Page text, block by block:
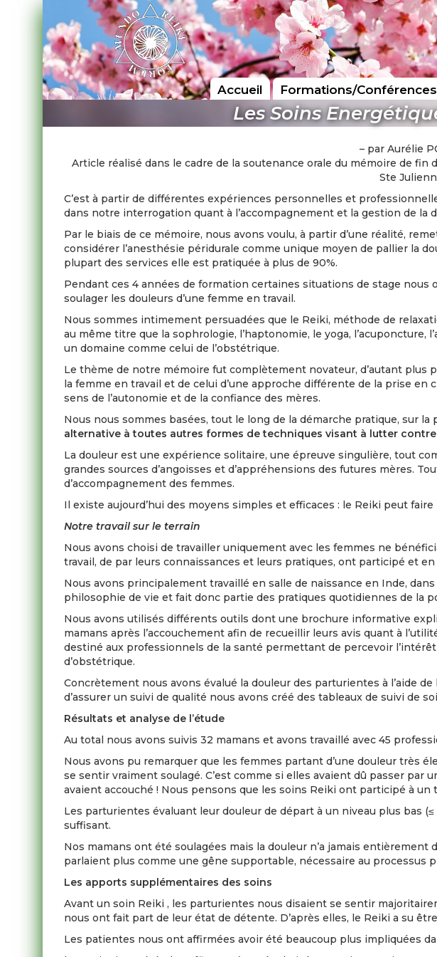
Accueil Formations/Conférences
Les Soins
– par Aurélie
Article réalisé dans le cadre de la soutenance orale du mémoire de
Ste
C’est à partir de différentes expériences personnelles et
dans notre interrogation quant à l’accompagnement et la gestion de la
Par le biais de ce mémoire, nous avons voulu, à partir d’une réalité,
considérer l’anesthésie péridurale comme unique moyen de pallier la
plupart des services elle est pratiquée à plus de 90%.
Pendant ces 4 années de formation certaines situations de stage
soulager les douleurs d’une femme en travail.
Nous sommes intimement persuadées que le Reiki, méthode de
au même titre que la sophrologie, l’haptonomie, le yoga,
un domaine comme celui de l’obstétrique.
Le thème de notre mémoire fut complètement novateur, d’autant
la femme en travail et de celui d’une approche différente de la prise
sens de l’autonomie et de la confiance des mères.
Nous nous sommes basées, tout le long de la démarche pratique, sur la
alternative à toutes autres formes de techniques visant à lutter
La douleur est une expérience solitaire, une épreuve singulière, tout
grandes sources d’angoisses et d’appréhensions des futures mères.
d’accompagnement des femmes.
Il existe aujourd’hui des moyens simples et efficaces : le Reiki peut faire
Notre travail sur le terrain
Nous avons choisi de travailler uniquement avec les femmes ne
travail, de par leurs connaissances et leurs pratiques, ont participé et
Nous avons principalement travaillé en salle de naissance en Inde,
philosophie de vie et fait donc partie des pratiques quotidiennes de la
Nous avons utilisés différents outils dont une brochure informative
mamans après l’accouchement afin de recueillir leurs avis quant à
destiné aux professionnels de la santé permettant de percevoir
d’obstétrique.
Concrètement nous avons évalué la douleur des parturientes à l’aide
d’assurer un suivi de qualité nous avons créé des tableaux de suivi de
Résultats et analyse de l’étude
Au total nous avons suivis 32 mamans et avons travaillé avec 45
Nous avons pu remarquer que les femmes partant d’une douleur très
se sentir vraiment soulagé. C’est comme si elles avaient dû passer par
avaient accouché ! Nous pensons que les soins Reiki ont participé à un
Les parturientes évaluant leur douleur de départ à un niveau plus bas
suffisant.
Nos mamans ont été soulagées mais la douleur n’a jamais
parlaient plus comme une gêne supportable, nécessaire au processus
Les apports supplémentaires des soins
Avant un soin Reiki , les parturientes nous disaient se sentir
nous ont fait part de leur état de détente. D’après elles, le Reiki a su
Les patientes nous ont affirmées avoir été beaucoup plus impliquées